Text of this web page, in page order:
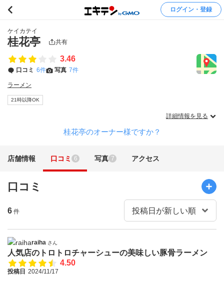
ログイン・登録
ケイカテイ
桂花亭 共有
3.46
口コミ 6件 写真 7件
ラーメン
21時以降OK
詳細情報を見る
桂花亭のオーナー様ですか？
店舗情報 口コミ 6 写真 7 アクセス
口コミ
6 件
raiha さん
人気店のトロトロチャーシューの美味しい豚骨ラーメン
4.50
投稿日 2024/11/17